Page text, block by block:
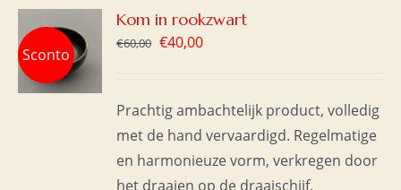
Sconto
Kom in rookzwart
€60,00 Oorspronkelijke
€60,00.
€40,00Huidige
€40,00.
Prachtig ambachtelijk product, volledig
met de hand vervaardigd. Regelmatige
en harmonieuze vorm, verkregen door
het draaien op de draaischijf.